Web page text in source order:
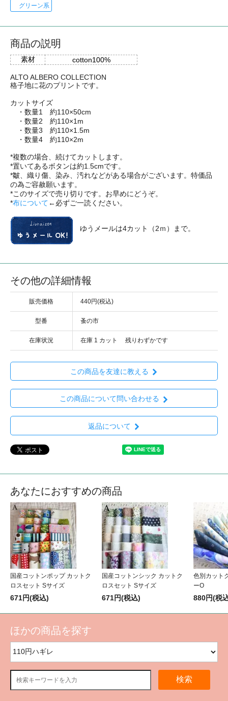
グリーン系
商品の説明
素材 cotton100%
ALTO ALBERO COLLECTION
格子地に花のプリントです。
カットサイズ
・数量1 約110×50cm
・数量2 約110×1m
・数量3 約110×1.5m
・数量4 約110×2m
*複数の場合、続けてカットします。
*置いてあるボタンは約1.5cmです。
*皺、織り傷、染み、汚れなどがある場合がございます。特価品
の為ご容赦願います。
*このサイズで売り切りです。お早めにどうぞ。
*布について ←必ずご一読ください。
ゆうメールは4カット（2ｍ）まで。
その他の詳細情報
販売価格 440円(税込)
型番 蚤の市
在庫状況 在庫 1 カット 残りわずかです
この商品を友達に教える
この商品について問い合わせる
返品について
あなたにおすすめの商品
国産コットンポップ カットク
ロスセット Sサイズ
671円(税込)
国産コットンシック カットク
ロスセット Sサイズ
671円(税込)
色別カット
ーO
880円(税
ほかの商品を探す
検索